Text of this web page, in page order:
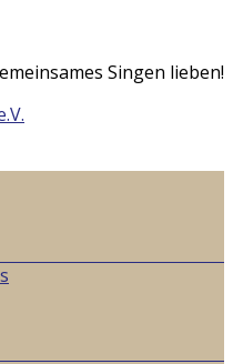
Singen lieben!